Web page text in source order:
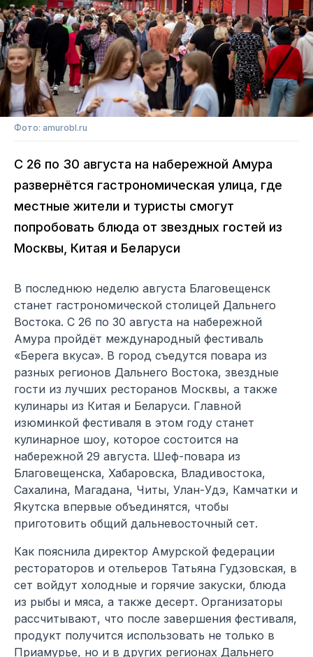
Фото: amurobl.ru
С 26 по 30 августа на набережной Амура
развернётся гастрономическая улица, где
местные жители и туристы смогут
попробовать блюда от звездных гостей из
Москвы, Китая и Беларуси
В последнюю неделю августа Благовещенск
станет гастрономической столицей Дальнего
Востока. С 26 по 30 августа на набережной
Амура пройдёт международный фестиваль
«Берега вкуса». В город съедутся повара из
разных регионов Дальнего Востока, звездные
гости из лучших ресторанов Москвы, а также
кулинары из Китая и Беларуси. Главной
изюминкой фестиваля в этом году станет
кулинарное шоу, которое состоится на
набережной 29 августа. Шеф-повара из
Благовещенска, Хабаровска, Владивостока,
Сахалина, Магадана, Читы, Улан-Удэ, Камчатки и
Якутска впервые объединятся, чтобы
приготовить общий дальневосточный сет.
Как пояснила директор Амурской федерации
рестораторов и отельеров Татьяна Гудзовская, в
сет войдут холодные и горячие закуски, блюда
из рыбы и мяса, а также десерт. Организаторы
рассчитывают, что после завершения фестиваля,
продукт получится использовать не только в
Приамурье, но и в других регионах Дальнего